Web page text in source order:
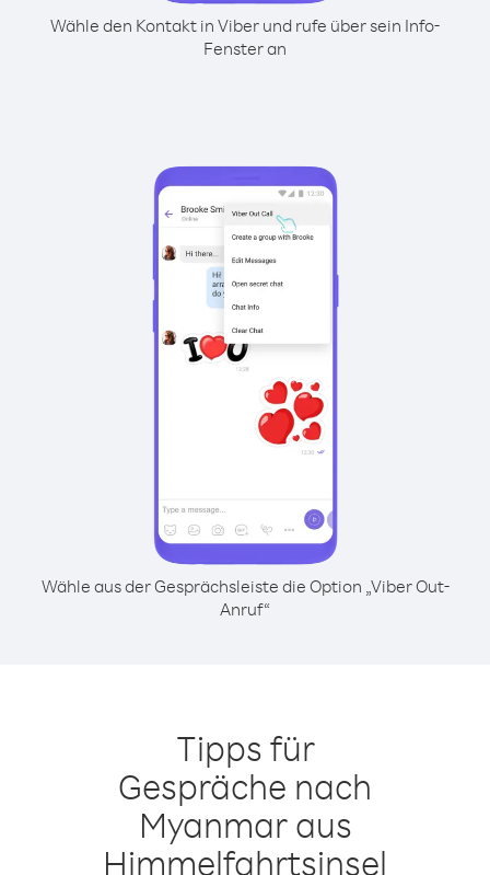
Wähle den Kontakt in Viber und rufe über sein Info-
Fenster an
Wähle aus der Gesprächsleiste die Option „Viber Out-
Anruf“
Tipps für
Gespräche nach
Myanmar aus
Himmelfahrtsinsel